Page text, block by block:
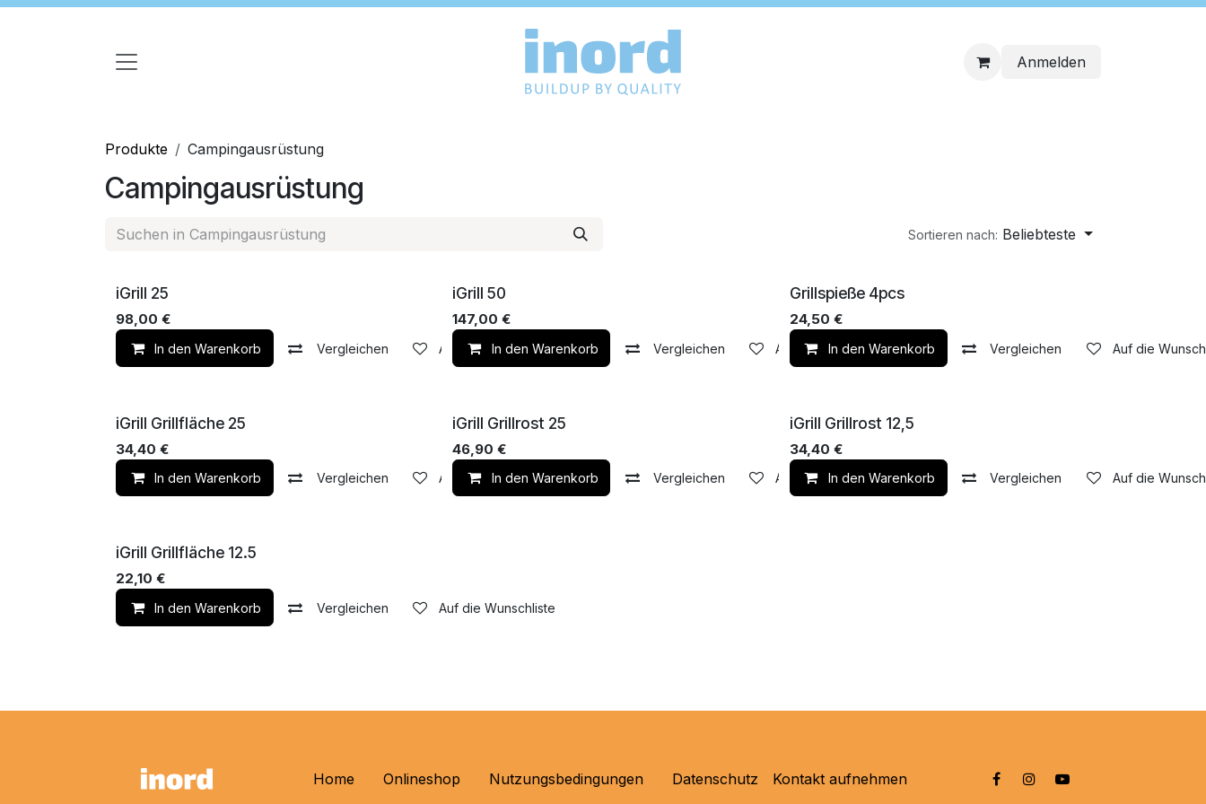
Zum Inhalt springen
Anmelden
Produkte Campingausrüstung
Campingausrüstung
Sortieren nach: Beliebteste
NEW Stock
iGrill 25
98,00 €
In den Warenkorb Vergleichen Auf die Wunschliste
NEW Stock
iGrill 50
147,00 €
In den Warenkorb Vergleichen Auf die Wunschliste
Im Laden
Grillspieße 4pcs
24,50 €
In den Warenkorb Vergleichen Auf die
Im Laden
iGrill Grillfläche 25
34,40 €
In den Warenkorb Vergleichen Auf die Wunschliste
Im Laden
iGrill Grillrost 25
46,90 €
In den Warenkorb Vergleichen Auf die Wunschliste
Im Laden
iGrill Grillrost 12,5
34,40 €
In den Warenkorb Vergleichen Auf die
Im Laden
iGrill Grillfläche 12.5
22,10 €
In den Warenkorb Vergleichen Auf die Wunschliste
Home Onlineshop Nutzungsbedingungen Datenschutz Kontakt aufnehmen